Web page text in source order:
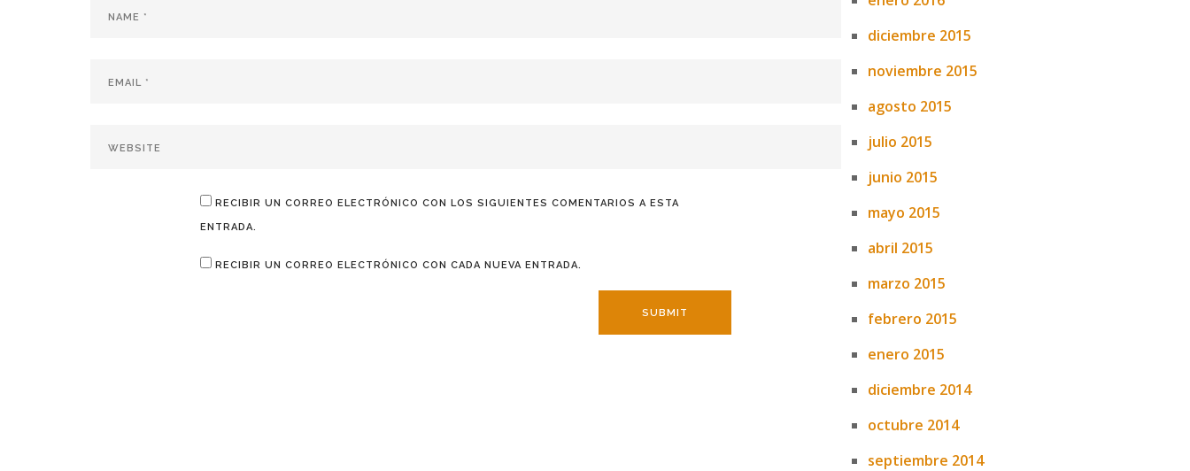
RECIBIR UN CORREO ELECTRÓNICO CON LOS SIGUIENTES COMENTARIOS A ESTA
ENTRADA.
RECIBIR UN CORREO ELECTRÓNICO CON CADA NUEVA ENTRADA.
diciembre 2015
noviembre 2015
agosto 2015
julio 2015
junio 2015
mayo 2015
abril 2015
marzo 2015
febrero 2015
enero 2015
diciembre 2014
octubre 2014
septiembre 2014